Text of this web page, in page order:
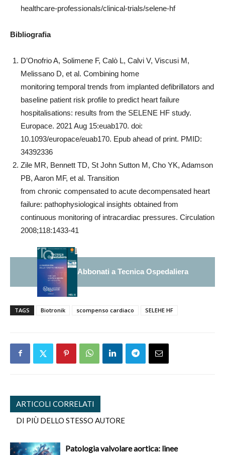
healthcare-professionals/clinical-trials/selene-hf
Bibliografia
D’Onofrio A, Solimene F, Calò L, Calvi V, Viscusi M,
Melissano D, et al. Combining home
monitoring temporal trends from implanted defibrillators and
baseline patient risk profile to predict heart failure
hospitalisations: results from the SELENE HF study.
Europace. 2021 Aug 15:euab170. doi:
10.1093/europace/euab170. Epub ahead of print. PMID:
34392336
Zile MR, Bennett TD, St John Sutton M, Cho YK, Adamson
PB, Aaron MF, et al. Transition
from chronic compensated to acute decompensated heart
failure: pathophysiological insights obtained from
continuous monitoring of intracardiac pressures. Circulation
2008;118:1433-41
Abbonati a Tecnica Ospedaliera
TAGS Biotronik scompenso cardiaco SELEHE HF
ARTICOLI CORRELATI
DI PIÙ DELLO STESSO AUTORE
Patologia valvolare aortica: linee